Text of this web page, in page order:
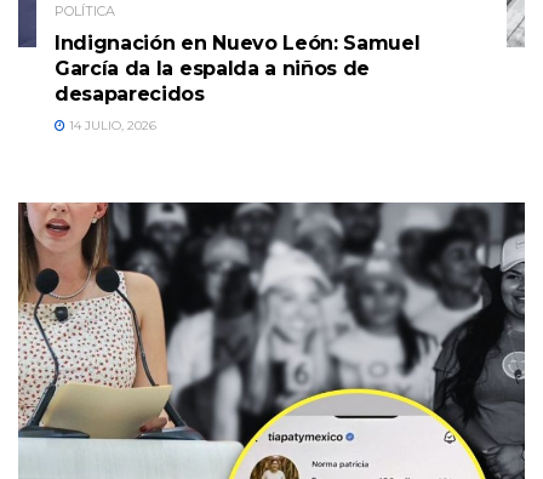
POLÍTICA
Indignación en Nuevo León: Samuel
García da la espalda a niños de
desaparecidos
14 JULIO, 2026